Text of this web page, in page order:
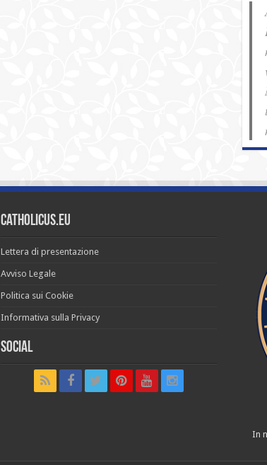
Catholicus.eu
Lettera di presentazione
Avviso Legale
Politica sui Cookie
Informativa sulla Privacy
Social
In